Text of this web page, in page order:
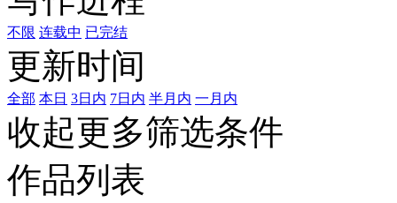
不限 连载中 已完结
更新时间
全部 本日 3日内 7日内 半月内 一月内
收起更多筛选条件
作品列表